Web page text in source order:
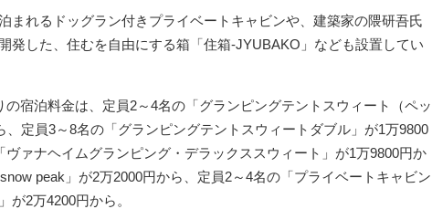
まれるドッグラン付きプライベートキャビンや、建築家の隈研吾氏
発した、住むを自由にする箱「住箱‐JYUBAKO」なども設置してい
の宿泊料金は、定員2～4名の「グランピングテントスウィート（ペッ
、定員3～8名の「グランピングテントスウィートダブル」が1万9800
ヴァナヘイムグランピング・デラックススウィート」が1万9800円か
peak」が2万2000円から、定員2～4名の「プライベートキャビン
が2万4200円から。